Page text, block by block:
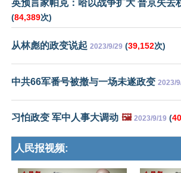
英预言家帕克：哈以战争扩大 普京失去
(84,389次)
从林彪的政变说起 2023/9/29 (39,152次)
中共66军番号被撤与一场未遂政变 2023/
习怕政变 军中人事大调动 🖼️ 2023/9/19 (
人民报视频: